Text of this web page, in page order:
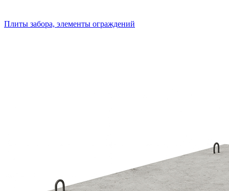
Плиты забора, элементы ограждений